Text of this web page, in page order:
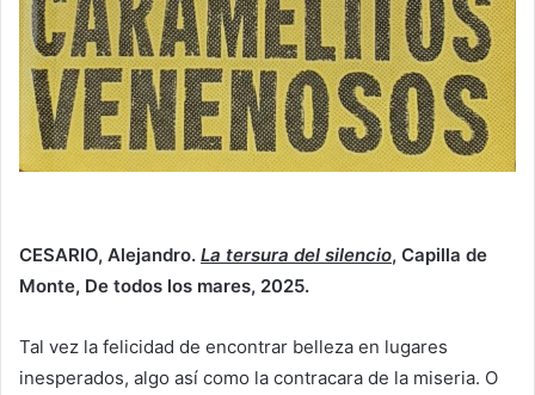
CESARIO, Alejandro. La tersura del silencio, Capilla de
Monte, De todos los mares, 2025.
Tal vez la felicidad de encontrar belleza en lugares
inesperados, algo así como la contracara de la miseria. O